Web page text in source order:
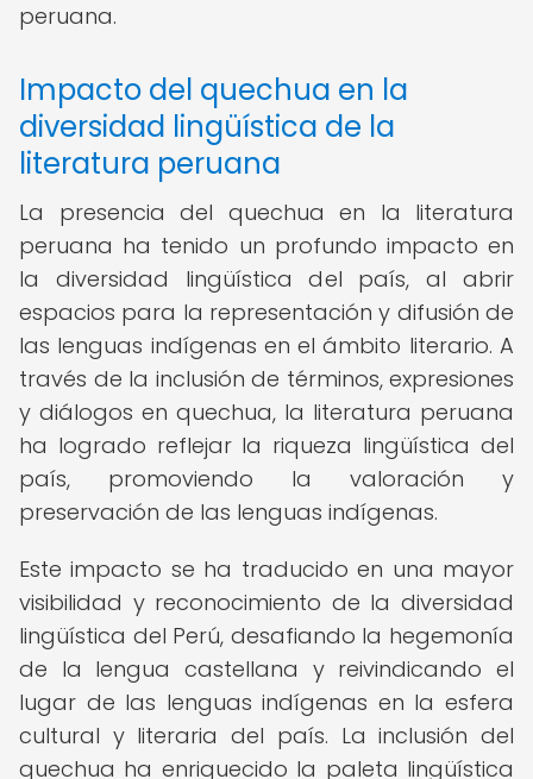
peruana.
Impacto del quechua en la
diversidad lingüística de la
literatura peruana
La presencia del quechua en la literatura
peruana ha tenido un profundo impacto en
la diversidad lingüística del país, al abrir
espacios para la representación y difusión de
las lenguas indígenas en el ámbito literario. A
través de la inclusión de términos, expresiones
y diálogos en quechua, la literatura peruana
ha logrado reflejar la riqueza lingüística del
país, promoviendo la valoración y
preservación de las lenguas indígenas.
Este impacto se ha traducido en una mayor
visibilidad y reconocimiento de la diversidad
lingüística del Perú, desafiando la hegemonía
de la lengua castellana y reivindicando el
lugar de las lenguas indígenas en la esfera
cultural y literaria del país. La inclusión del
quechua ha enriquecido la paleta lingüística